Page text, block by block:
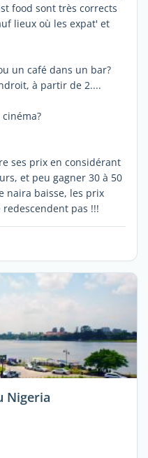
food sont très corrects
lieux où les expat' et
un café dans un bar?
à partir de 2....
ses prix en considérant
et peu gagner 30 à 50
naira baisse, les prix
pas !!!
Nigeria